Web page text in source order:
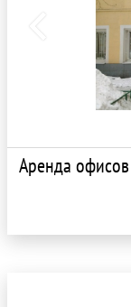
Аренда офисов